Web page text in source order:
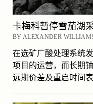
卡梅科暂停雪茄湖
BY ALEXANDER
在选矿厂酸处理系统
项目的运营，而长期
远期价差及重启时间